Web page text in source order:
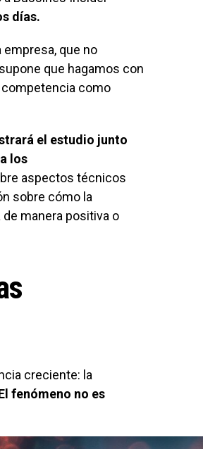
días.
que no
que hagamos con
competencia como
el estudio junto
los
aspectos técnicos
sobre cómo la
manera positiva o
creciente: la
fenómeno no es